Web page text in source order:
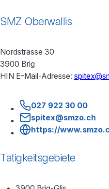
SMZ Oberwallis
Nordstrasse 30
3900 Brig
HIN E-Mail-Adresse:
027 922 30 00
spitex@smzo.ch
https://
Tätigkeitsgebiete